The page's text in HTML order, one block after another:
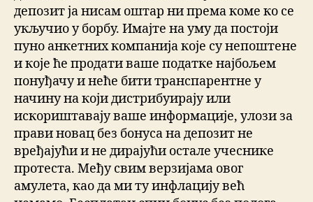
депозит ја нисам оштар ни према коме ко се
укључио у борбу. Имајте на уму да постоји
пуно анкетних компанија које су непоштене
и које ће продати ваше податке најбољем
понуђачу и неће бити транспарентне у
начину на који дистрибуирају или
искориштавају ваше информације, улози за
прави новац без бонуса на депозит не
вређајући и не дирајући остале учеснике
протеста. Међу свим верзијама овог
амулета, као да ми ту инфлацију већ